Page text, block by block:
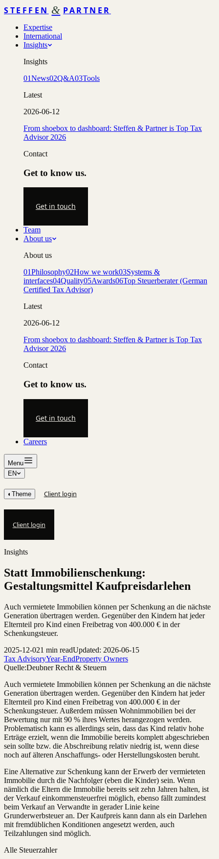
STEFFEN & PARTNER
Expertise
International
Insights
Insights
01News02Q&A03Tools
Latest
2026-06-12
From shoebox to dashboard: Steffen & Partner is Top Tax
Advisor 2026
Contact
Get to know us.
Get in touch
Team
About us
About us
01Philosophy02How we work03Systems &
interfaces04Quality05Awards06Top Steuerberater (German
Certified Tax Advisor)
Latest
2026-06-12
From shoebox to dashboard: Steffen & Partner is Top Tax
Advisor 2026
Contact
Get to know us.
Get in touch
Careers
Menu
EN
◐ Theme Client login
Client login
Insights
Statt Immobilienschenkung:
Gestaltungsmittel Kaufpreisdarlehen
Auch vermietete Immobilien können per Schenkung an die nächste
Generation übertragen werden. Gegenüber den Kindern hat jeder
Elternteil pro Kind einen Freibetrag von 400.000 € in der
Schenkungsteuer.
2025-12-021 min readUpdated: 2026-06-15
Tax AdvisoryYear-EndProperty Owners
Quelle:Deubner Recht & Steuern
Auch vermietete Immobilien können per Schenkung an die nächste
Generation übertragen werden. Gegenüber den Kindern hat jeder
Elternteil pro Kind einen Freibetrag von 400.000 € in der
Schenkungsteuer. Außerdem müssen Wohnimmobilien bei der
Bewertung nur mit 90 % ihres Wertes herangezogen werden.
Problematisch kann es allerdings sein, dass das Kind relativ hohe
Erträge erzielt, wenn die Immobilie bereits komplett abgeschrieben
sein sollte bzw. die Abschreibung relativ niedrig ist, wenn diese
noch auf älteren Anschaffungs- oder Herstellungskosten beruht.
Eine Alternative zur Schenkung kann der Erwerb der vermieteten
Immobilie durch die Nachfolger (eben die Kinder) sein. Wenn
nämlich die Eltern die Immobilie bereits seit zehn Jahren halten, ist
der Verkauf einkommensteuerfrei möglich, ebenso fällt zumindest
beim Verkauf an Verwandte in gerader Linie keine
Grunderwerbsteuer an. Der Kaufpreis kann dann als ein Darlehen
mit fremdüblichen Konditionen angesetzt werden, auch
Teilzahlungen sind möglich.
Alle Steuerzahler